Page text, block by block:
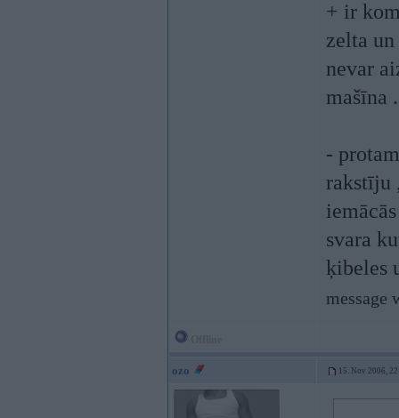
+ ir
zelta
nevar
mašīna
-
rakstīju
svara
ķibeles
message
ozo 15. Nov 2006,